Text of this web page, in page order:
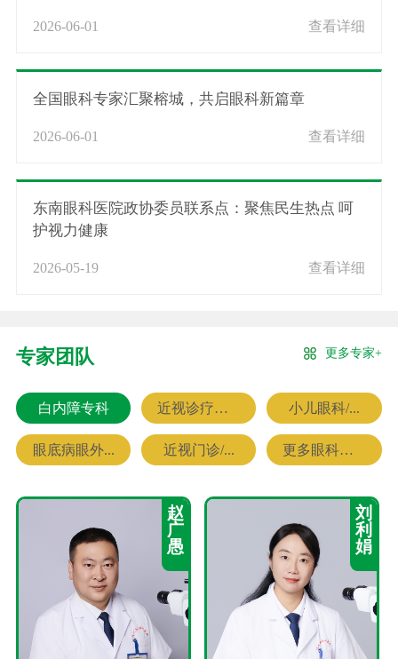
2026-06-01 查看详细
全国眼科专家汇聚榕城，共启眼科新篇章
2026-06-01 查看详细
东南眼科医院政协委员联系点：聚焦民生热点 呵
护视力健康
2026-05-19 查看详细
专家团队 更多专家+
白内障专科 近视诊疗专科 小儿眼科/...
眼底病眼外... 近视门诊/... 更多眼科专家
赵
广
愚
刘
利
娟